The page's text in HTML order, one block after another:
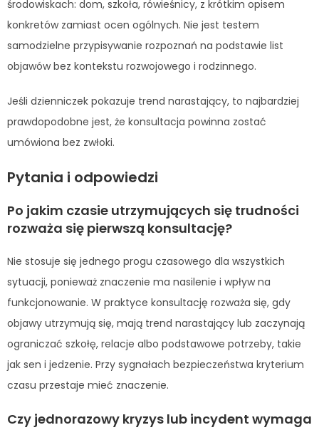
środowiskach: dom, szkoła, rówieśnicy, z krótkim opisem
konkretów zamiast ocen ogólnych. Nie jest testem
samodzielne przypisywanie rozpoznań na podstawie list
objawów bez kontekstu rozwojowego i rodzinnego.
Jeśli dzienniczek pokazuje trend narastający, to najbardziej
prawdopodobne jest, że konsultacja powinna zostać
umówiona bez zwłoki.
Pytania i odpowiedzi
Po jakim czasie utrzymujących się trudności
rozważa się pierwszą konsultację?
Nie stosuje się jednego progu czasowego dla wszystkich
sytuacji, ponieważ znaczenie ma nasilenie i wpływ na
funkcjonowanie. W praktyce konsultację rozważa się, gdy
objawy utrzymują się, mają trend narastający lub zaczynają
ograniczać szkołę, relacje albo podstawowe potrzeby, takie
jak sen i jedzenie. Przy sygnałach bezpieczeństwa kryterium
czasu przestaje mieć znaczenie.
Czy jednorazowy kryzys lub incydent wymaga